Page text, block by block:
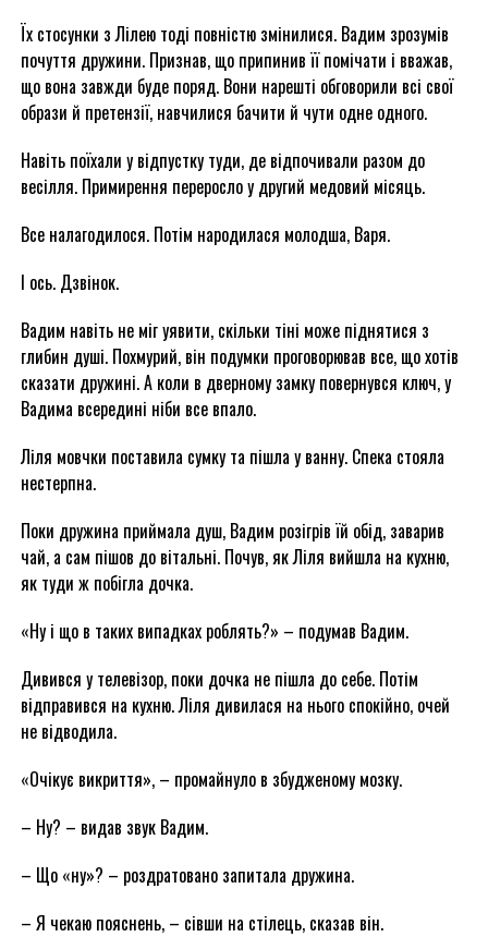
Їх стосунки з Лілею тоді повністю змінилися. Вадим зрозумів
почуття дружини. Признав, що припинив її помічати і вважав,
що вона завжди буде поряд. Вони нарешті обговорили всі свої
образи й претензії, навчилися бачити й чути одне одного.
Навіть поїхали у відпустку туди, де відпочивали разом до
весілля. Примирення переросло у другий медовий місяць.
Все налагодилося. Потім народилася молодша, Варя.
І ось. Дзвінок.
Вадим навіть не міг уявити, скільки тіні може піднятися з
глибин душі. Похмурий, він подумки проговорював все, що хотів
сказати дружині. А коли в дверному замку повернувся ключ, у
Вадима всередині ніби все впало.
Ліля мовчки поставила сумку та пішла у ванну. Спека стояла
нестерпна.
Поки дружина приймала душ, Вадим розігрів їй обід, заварив
чай, а сам пішов до вітальні. Почув, як Ліля вийшла на кухню,
як туди ж побігла дочка.
«Ну і що в таких випадках роблять?» – подумав Вадим.
Дивився у телевізор, поки дочка не пішла до себе. Потім
відправився на кухню. Ліля дивилася на нього спокійно, очей
не відводила.
«Очікує викриття», – промайнуло в збудженому мозку.
– Ну? – видав звук Вадим.
– Що «ну»? – роздратовано запитала дружина.
– Я чекаю пояснень, – сівши на стілець, сказав він.